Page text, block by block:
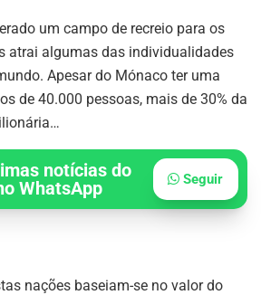
um campo de recreio para os
atrai algumas das individualidades
Apesar do Mónaco ter uma
de 40.000 pessoas, mais de 30% da
notícias do
WhatsApp
Seguir
nações baseiam-se no valor do